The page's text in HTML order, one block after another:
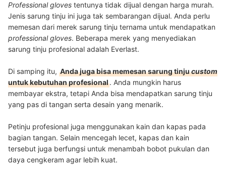
Professional gloves tentunya tidak dijual dengan harga murah.
Jenis sarung tinju ini juga tak sembarangan dijual. Anda perlu
memesan dari merek sarung tinju ternama untuk mendapatkan
professional gloves. Beberapa merek yang menyediakan
sarung tinju profesional adalah Everlast.
Di samping itu, Anda juga bisa memesan sarung tinjucustom
untuk kebutuhan profesional. Anda mungkin harus
membayar ekstra, tetapi Anda bisa mendapatkan sarung tinju
yang pas di tangan serta desain yang menarik.
Petinju profesional juga menggunakan kain dan kapas pada
bagian tangan. Selain mencegah lecet, kapas dan kain
tersebut juga berfungsi untuk menambah bobot pukulan dan
daya cengkeram agar lebih kuat.